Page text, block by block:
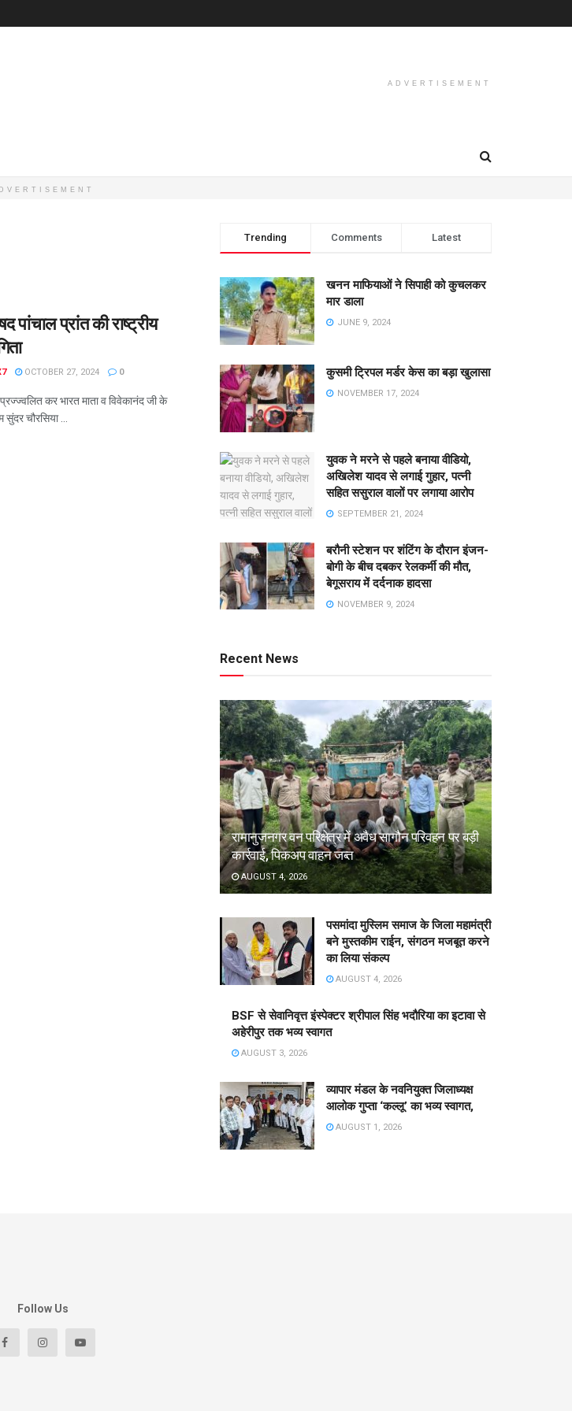
ADVERTISEMENT
पांचाल प्रांत की राष्ट्रीय
OCTOBER 27, 2024 0
कर भारत माता व विवेकानंद जी के
चौरसिया ...
Trending Comments Latest
खनन माफियाओं ने सिपाही को कुचलकर
मार डाला
JUNE 9, 2024
कुसमी ट्रिपल मर्डर केस का बड़ा खुलासा
NOVEMBER 17, 2024
युवक ने मरने से पहले बनाया वीडियो,
अखिलेश यादव से लगाई गुहार, पत्नी
सहित ससुराल वालों पर लगाया आरोप
SEPTEMBER 21, 2024
बरौनी स्टेशन पर शंटिंग के दौरान इंजन-
बोगी के बीच दबकर रेलकर्मी की मौत,
बेगूसराय में दर्दनाक हादसा
NOVEMBER 9, 2024
Recent News
रामानुजनगर वन परिक्षेत्र में अवैध सागौन परिवहन पर बड़ी
कार्रवाई, पिकअप वाहन जब्त
AUGUST 4, 2026
पसमांदा मुस्लिम समाज के जिला महामंत्री
बने मुस्तकीम राईन, संगठन मजबूत करने
का लिया संकल्प
AUGUST 4, 2026
BSF से सेवानिवृत्त इंस्पेक्टर श्रीपाल सिंह भदौरिया का इटावा से
अहेरीपुर तक भव्य स्वागत
AUGUST 3, 2026
व्यापार मंडल के नवनियुक्त जिलाध्यक्ष
आलोक गुप्ता ‘कल्लू’ का भव्य स्वागत,
AUGUST 1, 2026
Follow Us